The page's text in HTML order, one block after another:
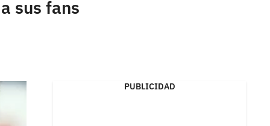
sus fans
PUBLICIDAD